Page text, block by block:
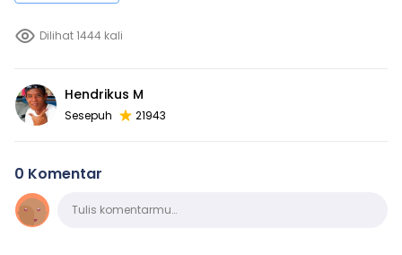
Dilihat 1444 kali
Hendrikus M
Sesepuh 21943
0 Komentar
KomentarTulis komentarmu…